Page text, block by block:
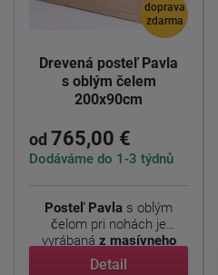
doprava
zdarma
Drevená posteľ Pavla
s oblým čelem
200x90cm
od 765,00 €
Dodáváme do 1-3 týdnů
Posteľ Pavla s oblým
čelom pri nohách je
vyrábaná z masívneho
dubu ...
Detail